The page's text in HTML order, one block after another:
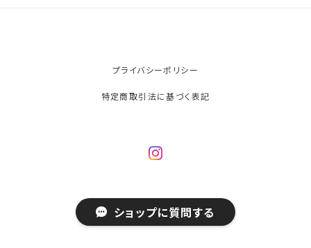
プライバシーポリシー
特定商取引法に基づく表記
© わんにゃーべす
ショップに質問する